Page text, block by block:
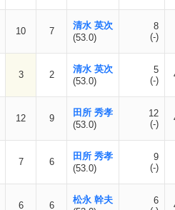
10 7
清水 英次
(53.0)
8
(-)
3 2
清水 英次
(53.0)
5
(-)
12 9
田所 秀孝
(53.0)
12
(-)
7 6
田所 秀孝
(53.0)
9
(-)
6 6
松永 幹夫
6